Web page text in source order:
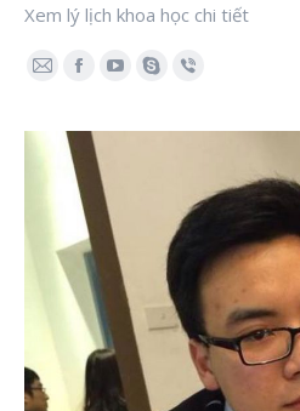
Xem lý lịch khoa học chi tiết
E-
Facebook
YouTube
SkypeViber